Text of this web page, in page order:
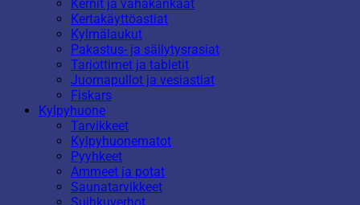
Kernit ja vahakankaat
Kertakäyttöastiat
Kylmälaukut
Pakastus- ja säilytysrasiat
Tarjottimet ja tabletit
Juomapullot ja vesiastiat
Fiskars
Kylpyhuone
Tarvikkeet
Kylpyhuonematot
Pyyhkeet
Ammeet ja potat
Saunatarvikkeet